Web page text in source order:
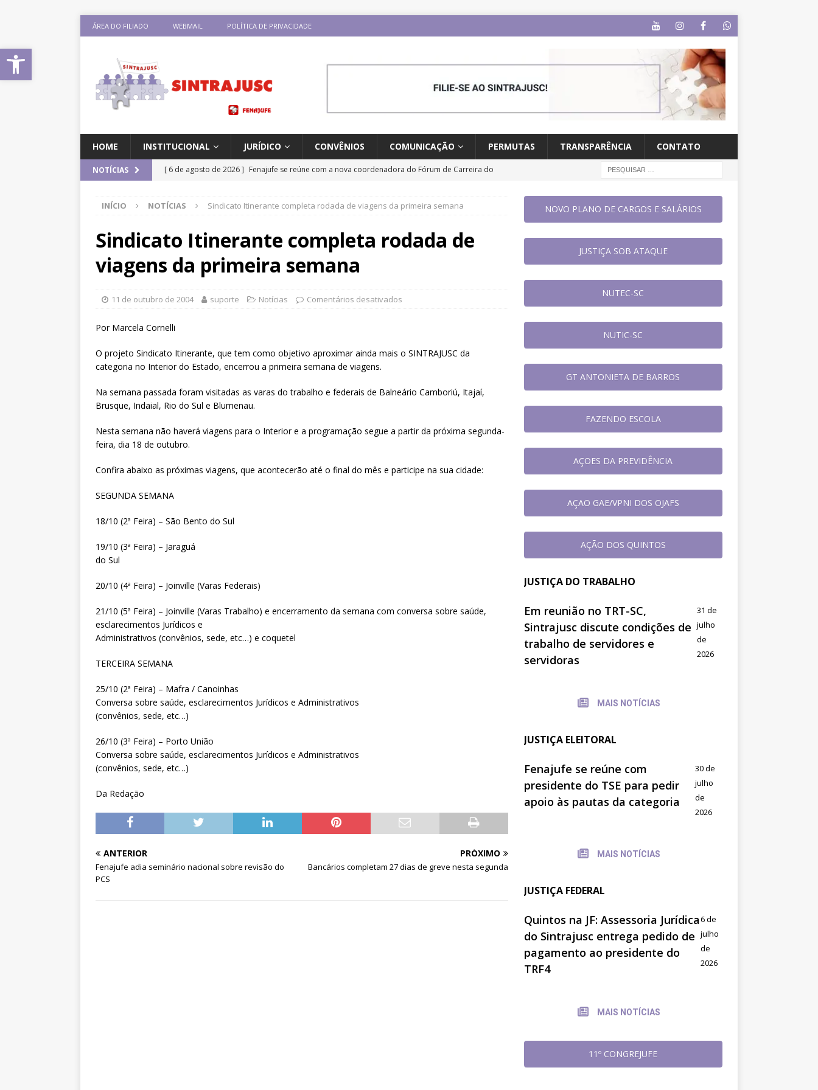
Abrir a barra de ferramentas
ÁREA DO FILIADO WEBMAIL POLÍTICA DE PRIVACIDADE
HOME INSTITUCIONAL JURÍDICO CONVÊNIOS COMUNICAÇÃO PERMUTAS TRANSPARÊNCIA CONTATO
NOTÍCIAS [ 6 de agosto de 2026 ] Fenajufe se reúne com a nova coordenadora do Fórum de Carreira do
[ 5 de agosto de 2026 ] Dia 13 tem paralisação de duas horas. Veja as orientações do Sintrajusc
DESTAQUES
CNJ extingue aposentadoria compulsória como punição máxima para
magistrados e possibilita perda do cargo
DESTAQUES
filiado ao Sintrajusc
DESTAQUES
INÍCIO NOTÍCIAS Sindicato Itinerante completa rodada de viagens da primeira semana
Sindicato Itinerante completa rodada de
viagens da primeira semana
11 de outubro de 2004 suporte Notícias Comentários desativados
Por Marcela Cornelli
O projeto Sindicato Itinerante, que tem como objetivo aproximar ainda mais o SINTRAJUSC da
categoria no Interior do Estado, encerrou a primeira semana de viagens.
Na semana passada foram visitadas as varas do trabalho e federais de Balneário Camboriú, Itajaí,
Brusque, Indaial, Rio do Sul e Blumenau.
Nesta semana não haverá viagens para o Interior e a programação segue a partir da próxima segunda-
feira, dia 18 de outubro.
Confira abaixo as próximas viagens, que acontecerão até o final do mês e participe na sua cidade:
SEGUNDA SEMANA
18/10 (2ª Feira) – São Bento do Sul
19/10 (3ª Feira) – Jaraguá
do Sul
20/10 (4ª Feira) – Joinville (Varas Federais)
21/10 (5ª Feira) – Joinville (Varas Trabalho) e encerramento da semana com conversa sobre saúde,
esclarecimentos Jurídicos e
Administrativos (convênios, sede, etc…) e coquetel
TERCEIRA SEMANA
25/10 (2ª Feira) – Mafra / Canoinhas
Conversa sobre saúde, esclarecimentos Jurídicos e Administrativos
(convênios, sede, etc…)
26/10 (3ª Feira) – Porto União
Conversa sobre saúde, esclarecimentos Jurídicos e Administrativos
(convênios, sede, etc…)
Da Redação
ANTERIOR
Fenajufe adia seminário nacional sobre revisão do
PCS
PRÓXIMO
Bancários completam 27 dias de greve nesta segunda
NOVO PLANO DE CARGOS E SALÁRIOS
JUSTIÇA SOB ATAQUE
NUTEC-SC
NUTIC-SC
GT ANTONIETA DE BARROS
FAZENDO ESCOLA
AÇOES DA PREVIDÊNCIA
AÇAO GAE/VPNI DOS OJAFS
AÇÃO DOS QUINTOS
JUSTIÇA DO TRABALHO
Em reunião no TRT-SC,
Sintrajusc discute condições de
trabalho de servidores e
servidoras
31 de
julho
de
2026
MAIS NOTÍCIAS
JUSTIÇA ELEITORAL
Fenajufe se reúne com
presidente do TSE para pedir
apoio às pautas da categoria
30 de
julho
de
2026
MAIS NOTÍCIAS
JUSTIÇA FEDERAL
Quintos na JF: Assessoria Jurídica
do Sintrajusc entrega pedido de
pagamento ao presidente do
TRF4
6 de
julho
de
2026
MAIS NOTÍCIAS
11º CONGREJUFE